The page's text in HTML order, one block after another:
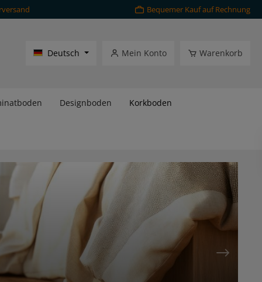
Bequemer Kauf auf Rechnung
Deutsch Mein Konto Warenkorb
Designboden Korkboden